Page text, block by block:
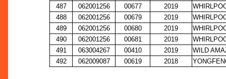
487
062001256 00677 2019
488
062001256 00679 2019
489
062001256 00680 2019
490
062001256 00681 2019
491
063004267 00410 2019
WILD
492
062009087 00619 2018